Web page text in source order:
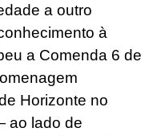
a outro
à
a Comenda 6 de
Horizonte no
ao lado de